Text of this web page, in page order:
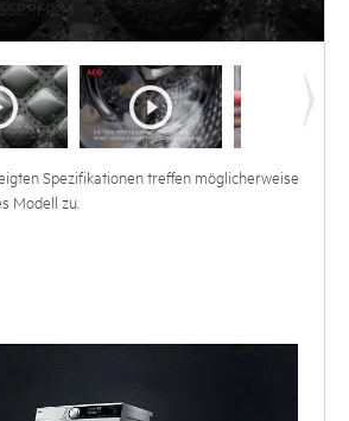
Spezifikationen treffen möglicherweise
Modell zu.